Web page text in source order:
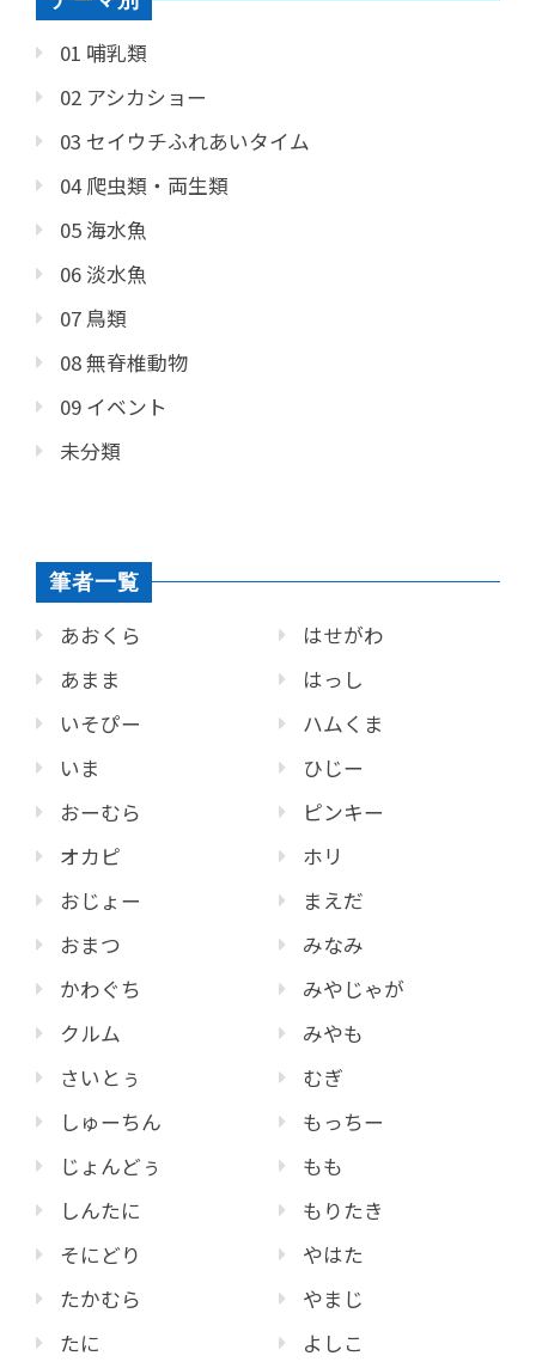
01 哺乳類
02 アシカショー
03 セイウチふれあいタイム
04 爬虫類・両生類
05 海水魚
06 淡水魚
07 鳥類
08 無脊椎動物
09 イベント
未分類
筆者一覧
あおくら
あまま
いそぴー
いま
おーむら
オカピ
おじょー
おまつ
かわぐち
クルム
さいとぅ
しゅーちん
じょんどぅ
しんたに
そにどり
たかむら
たに
はせがわ
はっし
ハムくま
ひじー
ピンキー
ホリ
まえだ
みなみ
みやじゃが
みやも
むぎ
もっちー
もも
もりたき
やはた
やまじ
よしこ